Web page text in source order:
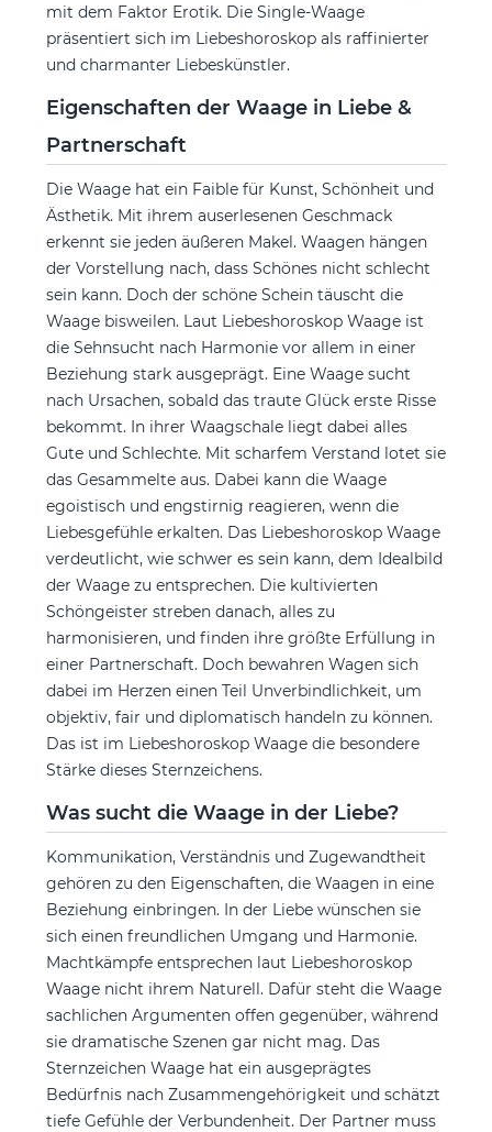
mit dem Faktor Erotik. Die Single-Waage
präsentiert sich im Liebeshoroskop als raffinierter
und charmanter Liebeskünstler.
Eigenschaften der Waage in Liebe &
Partnerschaft
Die Waage hat ein Faible für Kunst, Schönheit und
Ästhetik. Mit ihrem auserlesenen Geschmack
erkennt sie jeden äußeren Makel. Waagen hängen
der Vorstellung nach, dass Schönes nicht schlecht
sein kann. Doch der schöne Schein täuscht die
Waage bisweilen. Laut Liebeshoroskop Waage ist
die Sehnsucht nach Harmonie vor allem in einer
Beziehung stark ausgeprägt. Eine Waage sucht
nach Ursachen, sobald das traute Glück erste Risse
bekommt. In ihrer Waagschale liegt dabei alles
Gute und Schlechte. Mit scharfem Verstand lotet sie
das Gesammelte aus. Dabei kann die Waage
egoistisch und engstirnig reagieren, wenn die
Liebesgefühle erkalten. Das Liebeshoroskop Waage
verdeutlicht, wie schwer es sein kann, dem Idealbild
der Waage zu entsprechen. Die kultivierten
Schöngeister streben danach, alles zu
harmonisieren, und finden ihre größte Erfüllung in
einer Partnerschaft. Doch bewahren Wagen sich
dabei im Herzen einen Teil Unverbindlichkeit, um
objektiv, fair und diplomatisch handeln zu können.
Das ist im Liebeshoroskop Waage die besondere
Stärke dieses Sternzeichens.
Was sucht die Waage in der Liebe?
Kommunikation, Verständnis und Zugewandtheit
gehören zu den Eigenschaften, die Waagen in eine
Beziehung einbringen. In der Liebe wünschen sie
sich einen freundlichen Umgang und Harmonie.
Machtkämpfe entsprechen laut Liebeshoroskop
Waage nicht ihrem Naturell. Dafür steht die Waage
sachlichen Argumenten offen gegenüber, während
sie dramatische Szenen gar nicht mag. Das
Sternzeichen Waage hat ein ausgeprägtes
Bedürfnis nach Zusammengehörigkeit und schätzt
tiefe Gefühle der Verbundenheit. Der Partner muss